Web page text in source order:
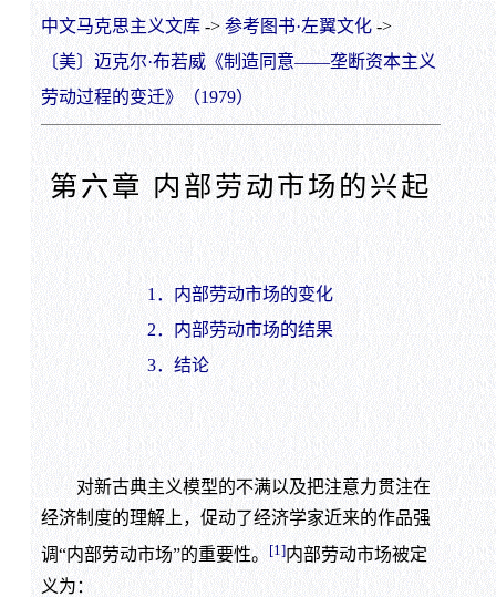
中文马克思主义文库-> 参考图书·左翼文化->
〔美〕迈克尔·布若威《制造同意——垄断资本主义
劳动过程的变迁》（1979）
第六章 内部劳动市场的兴起
1．内部劳动市场的变化
2．内部劳动市场的结果
3．结论
对新古典主义模型的不满以及把注意力贯注在
经济制度的理解上，促动了经济学家近来的作品强
调“内部劳动市场”的重要性。 [1]内部劳动市场被定
义为：